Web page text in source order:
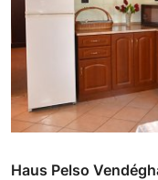
Haus Pelso